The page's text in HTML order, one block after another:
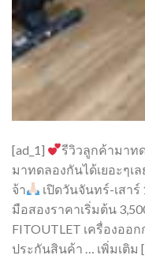
[ad_1] รีวิวลูกค้ามาท
มาทดลองกันได้เยอะๆเ
จ้า
เปิดวันจันทร์-เสาร์
มือสองราคาเริ่มต้น
FITOUTLET เครื่องออ
ประกันสินค้า … เพิ่มเติม